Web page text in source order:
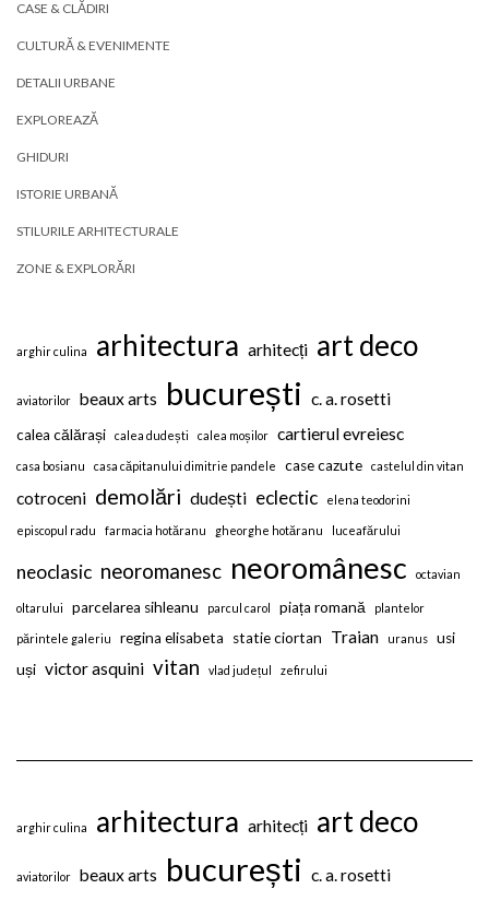
CASE & CLĂDIRI
CULTURĂ & EVENIMENTE
DETALII URBANE
EXPLOREAZĂ
GHIDURI
ISTORIE URBANĂ
STILURILE ARHITECTURALE
ZONE & EXPLORĂRI
arghir culina arhitectura arhitecți art deco
aviatorilor beaux arts bucurești c. a. rosetti
calea călărași calea dudești calea moșilor cartierul evreiesc
casa bosianu casa căpitanului dimitrie pandele case cazute castelul din vitan
cotroceni demolări dudești eclectic elena teodorini
episcopul radu farmacia hotăranu gheorghe hotăranu luceafărului
neoclasic neoromanesc neoromânesc octavian
oltarului parcelarea sihleanu parcul carol piața romană plantelor
părintele galeriu regina elisabeta statie ciortan Traian uranus
usi
uși victor asquini vitan vlad județul zefirului
arghir culina arhitectura arhitecți art deco
aviatorilor beaux arts bucurești c. a. rosetti